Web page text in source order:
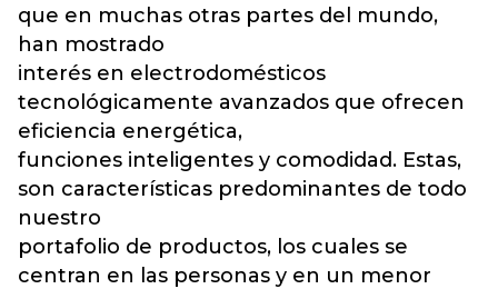
que en muchas otras partes del mundo,
han mostrado
interés en electrodomésticos
tecnológicamente avanzados que ofrecen
eficiencia energética,
funciones inteligentes y comodidad. Estas,
son características predominantes de todo
nuestro
portafolio de productos, los cuales se
centran en las personas y en un menor